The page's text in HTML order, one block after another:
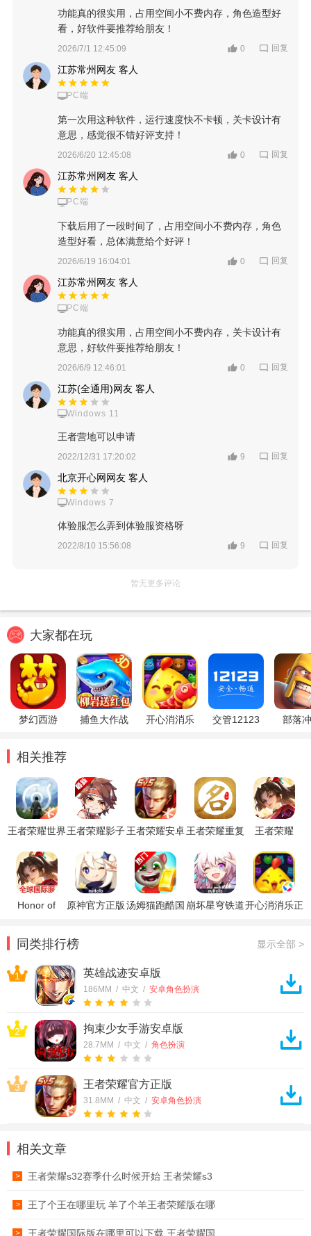
功能真的很实用，占用空间小不费内存，角色造型好
看，好软件要推荐给朋友！
2026/7/1 12:45:09 0 回复
江苏常州网友 客人
PC端
第一次用这种软件，运行速度快不卡顿，关卡设计有
意思，感觉很不错好评支持！
2026/6/20 12:45:08 0 回复
江苏常州网友 客人
PC端
下载后用了一段时间了，占用空间小不费内存，角色
造型好看，总体满意给个好评！
2026/6/19 16:04:01 0 回复
江苏常州网友 客人
PC端
功能真的很实用，占用空间小不费内存，关卡设计有
意思，好软件要推荐给朋友！
2026/6/9 12:46:01 0 回复
江苏(全通用)网友 客人
Windows 11
王者营地可以申请
2022/12/31 17:20:02 9 回复
北京开心网网友 客人
Windows 7
体验服怎么弄到体验服资格呀
2022/8/10 15:56:08 9 回复
暂无更多评论
大家都在玩
梦幻西游 捕鱼大作战 开心消消乐 交管12123 部落
相关推荐
王者荣耀世界王者荣耀影子
版
王者荣耀安卓王者荣耀重复
码生成器
王者荣耀
官方版
Honor of
原神官方正版汤姆猫跑酷国 崩坏星穹铁道开心消消乐正
同类排行榜 显示全部 >
1 英雄战迹安卓版
186MM / 中文 / 安卓角色扮演
2 拘束少女手游安卓版
28.7MM / 中文 / 角色扮演
3 王者荣耀官方正版
31.8MM / 中文 / 安卓角色扮演
相关文章
> 王者荣耀s32赛季什么时候开始 王者荣耀s3
> 王了个王在哪里玩 羊了个羊王者荣耀版在哪
> 王者荣耀国际版在哪里可以下载 王者荣耀国